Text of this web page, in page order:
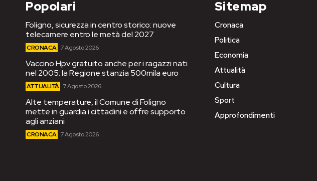
Popolari
Foligno, sicurezza in centro storico: nuove
telecamere entro le metà del 2027
CRONACA 7 Agosto 2026
Vaccino Hpv gratuito anche per i ragazzi nati
nel 2005: la Regione stanzia 500mila euro
ATTUALITÀ 7 Agosto 2026
Alte temperature, il Comune di Foligno
mette in guardia i cittadini e offre supporto
agli anziani
CRONACA 7 Agosto 2026
Sitemap
Cronaca
Politica
Economia
Attualità
Cultura
Sport
Approfondimenti